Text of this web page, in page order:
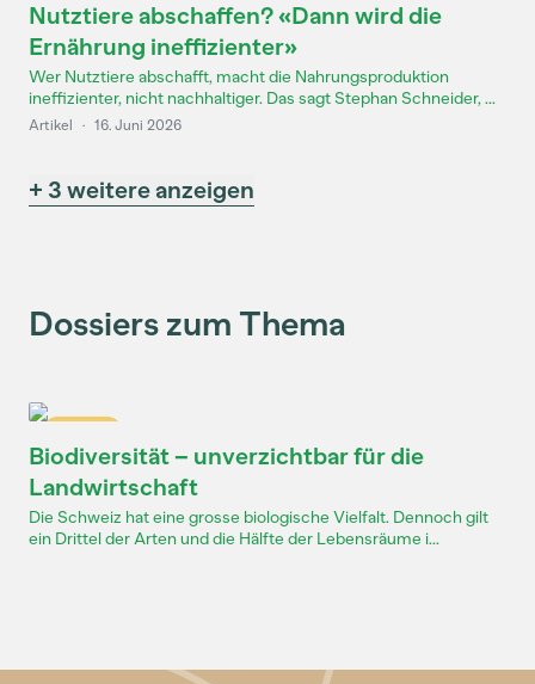
Nutztiere abschaffen? «Dann wird die
Ernährung ineffizienter»
Wer Nutztiere abschafft, macht die Nahrungsproduktion
ineffizienter, nicht nachhaltiger. Das sagt Stephan Schneider, ...
Artikel · 16. Juni 2026
+ 3 weitere anzeigen
Dossiers zum Thema
Biodiversität – unverzichtbar für die
Landwirtschaft
Die Schweiz hat eine grosse biologische Vielfalt. Dennoch gilt
ein Drittel der Arten und die Hälfte der Lebensräume i...